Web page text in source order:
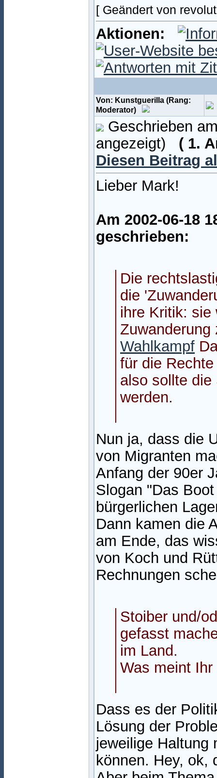
[ Geändert von
Aktionen:
Von: Kunstguerilla (Rang:
Moderator)
Geschrieben
angezeigt) ( 1.
Diesen Beitrag
Lieber Mark!
Am 2002-06-18
geschrieben:
Die
die
ihre Kritik: sie
Wahlkampf
für die
also sollte die
werden.
Nun ja, dass die
von Migranten
Anfang der 90er
Slogan "Das
bürgerlichen
Dann kamen die
am Ende, das
von Koch und
Rechnungen
Stoiber und/
gefasst
im Land.
Was meint Ihr
Dass es der
Lösung der
jeweilige Haltung
können. Hey, ok,